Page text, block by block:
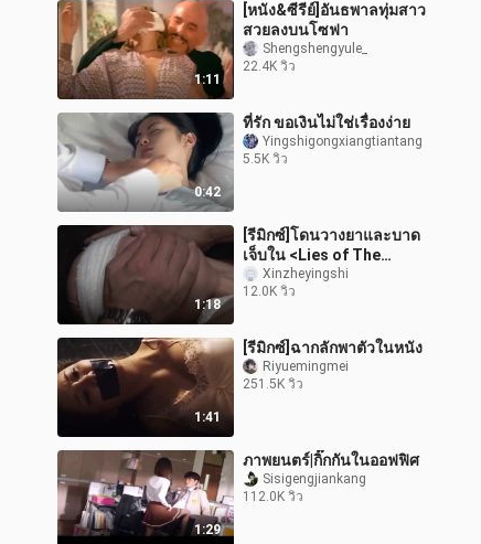
1:11
[หนัง&ซีรีย์]อันธพาลทุ่มสาว
สวยลงบนโซฟา
Shengshengyule_
22.4K วิว
0:42
ที่รัก ขอเงินไม่ใช่เรื่องง่าย
Yingshigongxiangtiantang
5.5K วิว
1:18
[รีมิกซ์]โดนวางยาและบาด
เจ็บใน <Lies of The
Femininity>
Xinzheyingshi
12.0K วิว
1:41
[รีมิกซ์]ฉากลักพาตัวในหนัง
Riyuemingmei
251.5K วิว
1:29
ภาพยนตร์|กิ๊กกันในออฟฟิศ
Sisigengjiankang
112.0K วิว